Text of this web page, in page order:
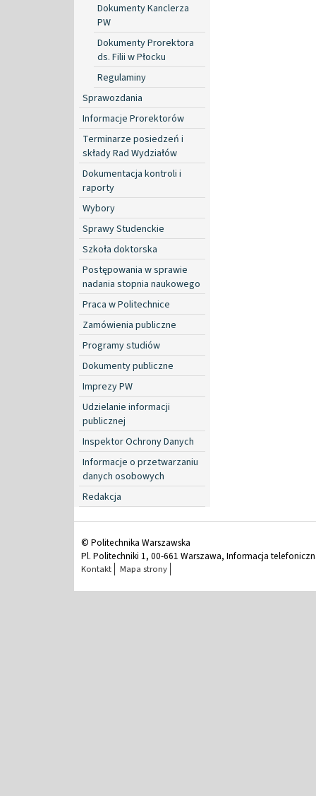
Dokumenty Kanclerza
PW
Dokumenty Prorektora
ds. Filii w Płocku
Regulaminy
Sprawozdania
Informacje Prorektorów
Terminarze posiedzeń i
składy Rad Wydziałów
Dokumentacja kontroli i
raporty
Wybory
Sprawy Studenckie
Szkoła doktorska
Postępowania w sprawie
nadania stopnia naukowego
Praca w Politechnice
Zamówienia publiczne
Programy studiów
Dokumenty publiczne
Imprezy PW
Udzielanie informacji
publicznej
Inspektor Ochrony Danych
Informacje o przetwarzaniu
danych osobowych
Redakcja
© Politechnika Warszawska
Pl. Politechniki 1, 00-661 Warszawa, Informacja
Kontakt Mapa strony